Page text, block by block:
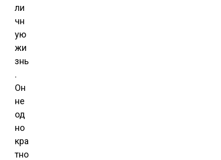
ли
чн
ую
жи
знь
.
Он
не
од
но
кра
тно